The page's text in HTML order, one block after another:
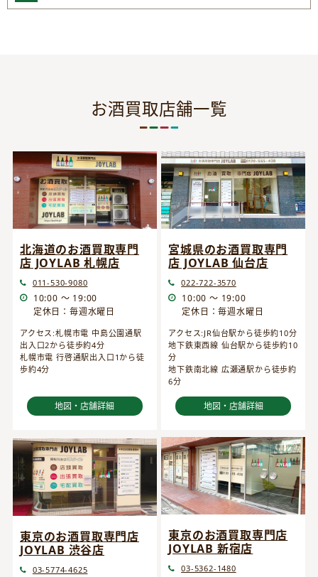
お酒買取店舗一覧
北海道のお酒買取専門
店 JOYLAB 札幌店
011-530-9080
10:00 ～ 19:00
定休日：毎週水曜日
アクセス:札幌市電 中島公園通駅
出入口2から徒歩約4分
札幌市電 行啓通駅出入口1から徒
歩約4分
地図・店舗詳細
宮城県のお酒買取専門
店 JOYLAB 仙台店
022-722-3570
10:00 ～ 19:00
定休日：毎週水曜日
アクセス:JR仙台駅から徒歩約10分
地下鉄東西線 仙台駅から徒歩約10
分
地下鉄南北線 広瀬通駅から徒歩約
6分
地図・店舗詳細
東京のお酒買取専門店
JOYLAB 渋谷店
03-5774-4625
東京のお酒買取専門店
JOYLAB 新宿店
03-5362-1480